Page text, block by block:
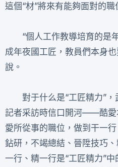
這個“材”將來有能夠面對的職
“個人工作教導培育的是
成年夜國工匠，教員們本身
說。
對于什么是“工匠精力”
記者采訪時信口開河——酷愛
愛所從事的職位，做到干一
鉆研，不竭總結、晉陞技巧
一行、精一行是“工匠精力”